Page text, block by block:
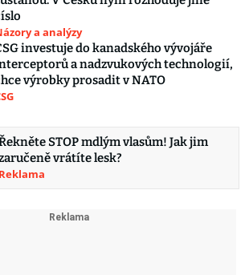
a analýzy
investuje do kanadského vývojáře
a nadzvukových technologií,
výrobky prosadit v NATO
STOP mdlým vlasům! Jak jim
vrátíte lesk?
Reklama